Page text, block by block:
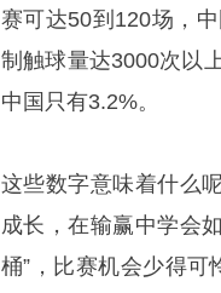
赛可达50到120场，
制触球量达3000次以
中国只有3.2%。
这些数字意味着什么
成长，在输赢中学会
桶”，比赛机会少得